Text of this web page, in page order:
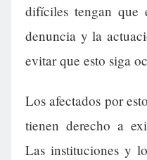
difíciles tengan que
denuncia y la
evitar que esto siga
Los afectados por
tienen derecho a
Las instituciones y